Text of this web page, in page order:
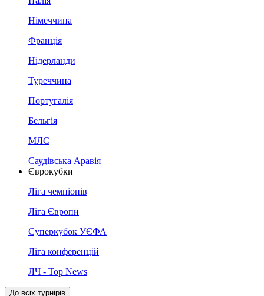
Німеччина
Франція
Нідерланди
Туреччина
Португалія
Бельгія
МЛС
Саудівська Аравія
Єврокубки
Ліга чемпіонів
Ліга Європи
Суперкубок УЄФА
Ліга конференцій
ЛЧ - Top News
До всіх турнірів